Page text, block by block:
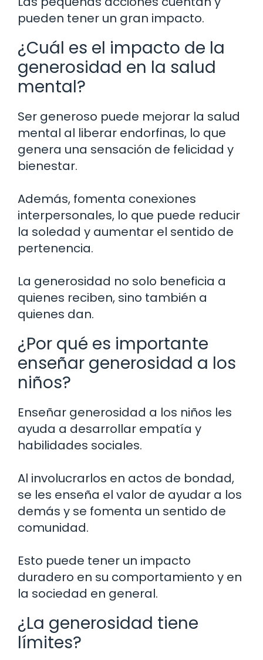
pueden tener un gran impacto.
¿Cuál es el impacto de la
generosidad en la salud
mental?
Ser generoso puede mejorar la salud
mental al liberar endorfinas, lo que
genera una sensación de felicidad y
bienestar.
Además, fomenta conexiones
interpersonales, lo que puede reducir
la soledad y aumentar el sentido de
pertenencia.
La generosidad no solo beneficia a
quienes reciben, sino también a
quienes dan.
¿Por qué es importante
enseñar generosidad a los
niños?
Enseñar generosidad a los niños les
ayuda a desarrollar empatía y
habilidades sociales.
Al involucrarlos en actos de bondad,
se les enseña el valor de ayudar a los
demás y se fomenta un sentido de
comunidad.
Esto puede tener un impacto
duradero en su comportamiento y en
la sociedad en general.
¿La generosidad tiene
límites?